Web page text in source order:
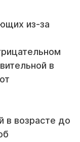
из-за
в
в возрасте до